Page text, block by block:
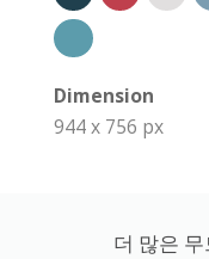
Dimension
944 x 756 px
더 많은